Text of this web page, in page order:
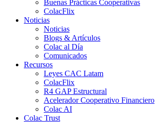
Buenas Prácticas Cooperativas
ColacFlix
Noticias
Noticias
Blogs & Artículos
Colac al Día
Comunicados
Recursos
Leyes CAC Latam
ColacFlix
R4 GAP Estructural
Acelerador Cooperativo Financiero
Colac AI
Colac Trust